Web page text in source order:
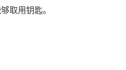
取用钥匙。